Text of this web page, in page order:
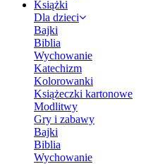
Książki
Dla dzieci
Bajki
Biblia
Wychowanie
Katechizm
Kolorowanki
Książeczki kartonowe
Modlitwy
Gry i zabawy
Bajki
Biblia
Wychowanie